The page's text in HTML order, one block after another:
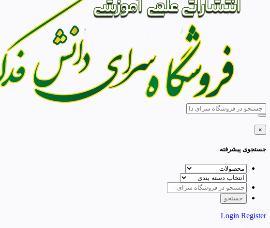
×
جستجوی پیشرفته
Login Register